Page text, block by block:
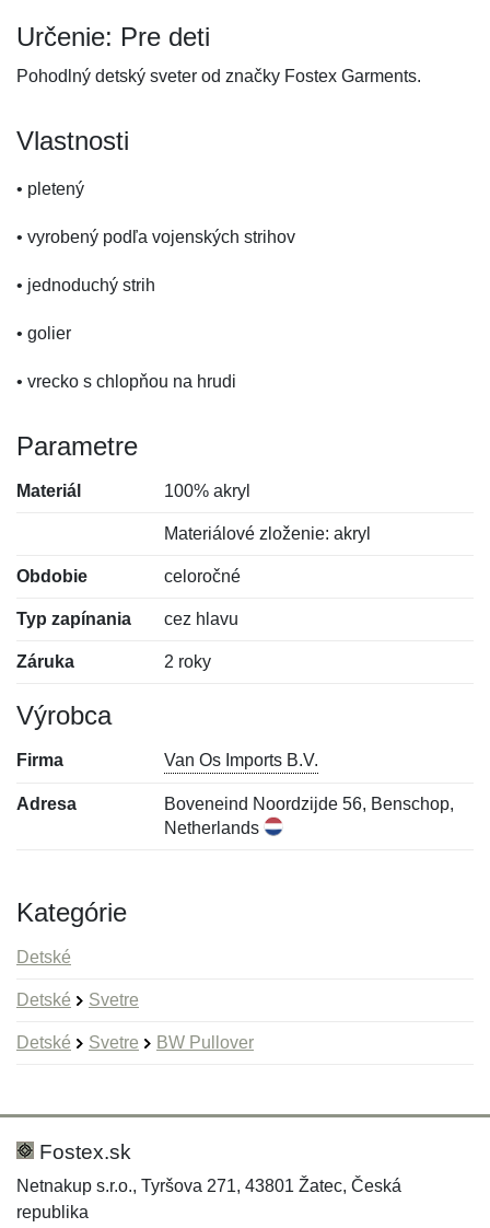
Určenie: Pre deti
Pohodlný detský sveter od značky Fostex Garments.
Vlastnosti
• pletený
• vyrobený podľa vojenských strihov
• jednoduchý strih
• golier
• vrecko s chlopňou na hrudi
Parametre
Materiál 100% akryl
Materiálové zloženie: akryl
Obdobie celoročné
Typ zapínania cez hlavu
Záruka 2 roky
Výrobca
Firma Van Os Imports B.V.
Adresa
Boveneind Noordzijde 56, Benschop,
Netherlands
Kategórie
Detské
Detské Svetre
Detské Svetre BW Pullover
Hodnotenie:
Meno:
Fostex.sk
Netnakup s.r.o., Tyršova 271, 43801 Žatec, Česká
republika